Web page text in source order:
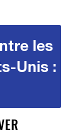
les
Unis :